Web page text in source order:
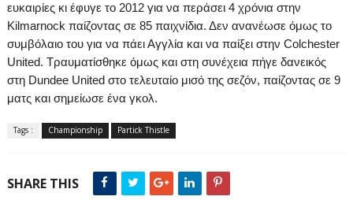
ευκαιρίες κι έφυγε το 2012 για να περάσει 4 χρόνια στην
Kilmarnock παίζοντας σε 85 παιχνίδια. Δεν ανανέωσε όμως το
συμβόλαιο του για να πάει Αγγλία και να παίξει στην Colchester
United. Τραυματίσθηκε όμως και στη συνέχεια πήγε δανεικός
στη Dundee United στο τελευταίο μισό της σεζόν, παίζοντας σε 9
ματς και σημείωσε ένα γκολ.
Tags : Championship Partick Thistle
SHARE THIS